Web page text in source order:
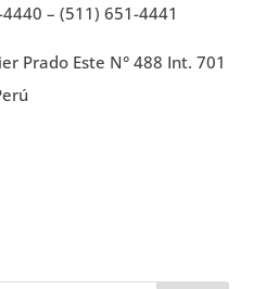
– (511) 651-4441
Prado Este N° 488 Int. 701